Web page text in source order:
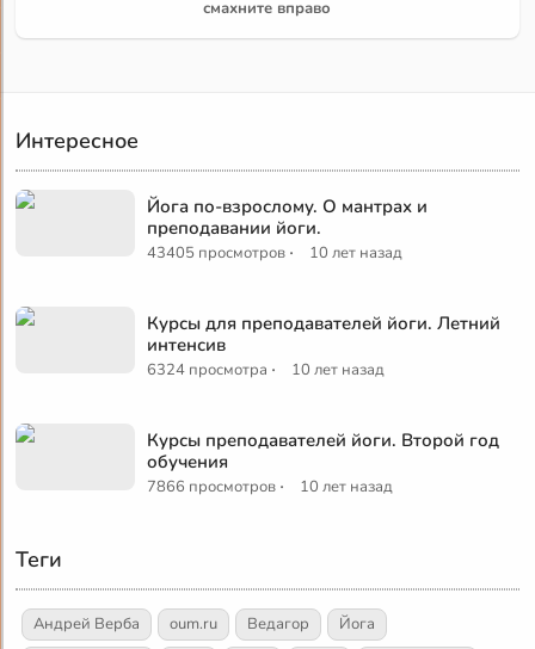
смахните вправо
Интересное
Йога по-взрослому. О мантрах и
преподавании йоги.
43405 просмотров · 10 лет назад
Курсы для преподавателей йоги. Летний
интенсив
6324 просмотра · 10 лет назад
Курсы преподавателей йоги. Второй год
обучения
7866 просмотров · 10 лет назад
Теги
Андрей Верба oum.ru Ведагор
Йога